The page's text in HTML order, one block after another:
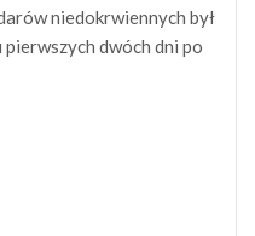
niedokrwiennych był
dwóch dni po